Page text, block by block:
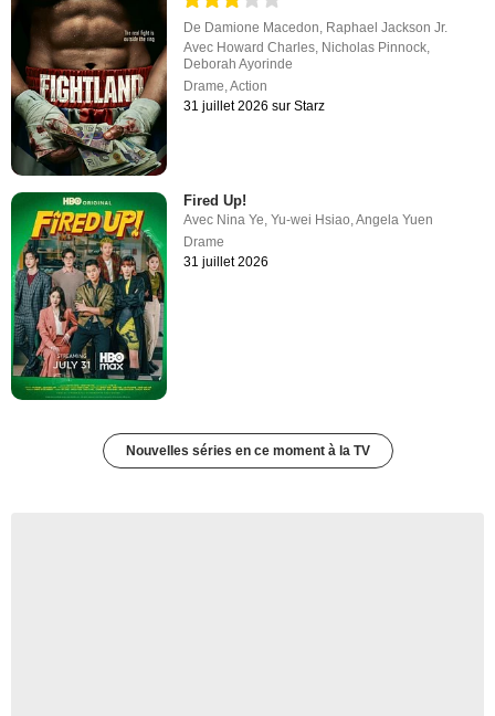
De Damione Macedon Raphael Jackson Jr.
Avec Howard Charles Nicholas Pinnock
Deborah Ayorinde
Drame ,Action
31 juillet 2026 sur Starz
Fired Up!
Avec Nina Ye,Yu-wei Hsiao,Angela Yuen
Drame
31 juillet 2026
Nouvelles séries en ce moment à la TV